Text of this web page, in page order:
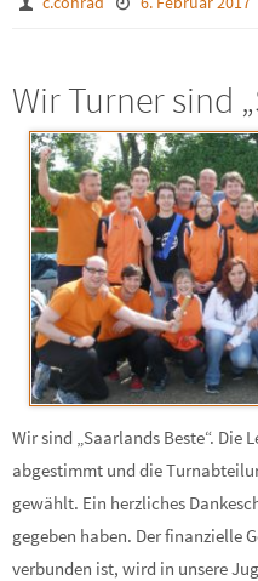
Wir Turner sind
Wir sind „Saarlands Beste“. Die
abgestimmt und die
gewählt. Ein herzliches
gegeben haben. Der finanzielle
verbunden ist, wird in unsere